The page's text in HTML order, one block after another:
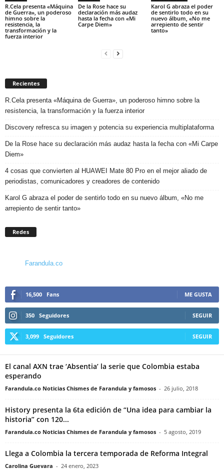
R.Cela presenta «Máquina
de Guerra», un poderoso
himno sobre la
resistencia, la
transformación y la
fuerza interior
De la Rose hace su
declaración más audaz
hasta la fecha con «Mi
Carpe Diem»
Karol G abraza el poder
de sentirlo todo en su
nuevo álbum, «No me
arrepiento de sentir
tanto»
Recientes
R.Cela presenta «Máquina de Guerra», un poderoso himno sobre la
resistencia, la transformación y la fuerza interior
Discovery refresca su imagen y potencia su experiencia multiplataforma
De la Rose hace su declaración más audaz hasta la fecha con «Mi Carpe
Diem»
4 cosas que convierten al HUAWEI Mate 80 Pro en el mejor aliado de
periodistas, comunicadores y creadores de contenido
Karol G abraza el poder de sentirlo todo en su nuevo álbum, «No me
arrepiento de sentir tanto»
Redes
Farandula.co
16,500 Fans ME GUSTA
350 Seguidores SEGUIR
3,099 Seguidores SEGUIR
El canal AXN trae ‘Absentia’ la serie que Colombia estaba
esperando
Farandula.co Noticias Chismes de Farandula y famosos - 26 julio, 2018
History presenta la 6ta edición de “Una idea para cambiar la
historia” con 120...
Farandula.co Noticias Chismes de Farandula y famosos - 5 agosto, 2019
Llega a Colombia la tercera temporada de Reforma Integral
Carolina Guevara - 24 enero, 2023